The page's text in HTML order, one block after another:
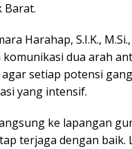
Barat.
Harahap, S.I.K.,
dua arah
setiap potensi
yang intensif.
ke lapangan
terjaga dengan baik.